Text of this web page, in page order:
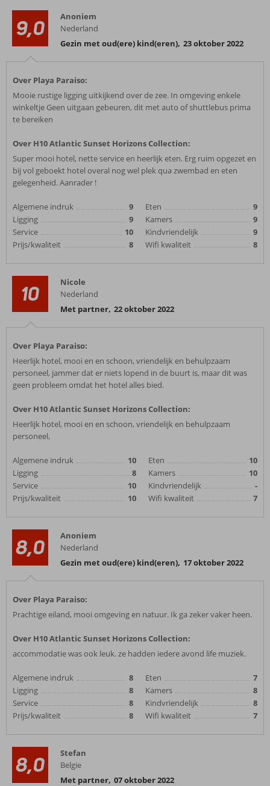
9,0
Anoniem
Nederland
Gezin met oud(ere) kind(eren), 23 oktober 2022
Over Playa Paraiso:
Mooie rustige ligging uitkijkend over de zee. In omgeving enkele
winkeltje Geen uitgaan gebeuren, dit met auto of shuttlebus prima
te bereiken
Over H10 Atlantic Sunset Horizons Collection:
Super mooi hotel, nette service en heerlijk eten. Erg ruim opgezet en
bij vol geboekt hotel overal nog wel plek qua zwembad en eten
gelegenheid. Aanrader !
Algemene indruk
9
Ligging
9
Service
10
Prijs/kwaliteit
8
Eten
9
Kamers
9
Kindvriendelijk
9
Wifi kwaliteit
8
10
Nicole
Nederland
Met partner, 22 oktober 2022
Over Playa Paraiso:
Heerlijk hotel, mooi en en schoon, vriendelijk en behulpzaam
personeel, jammer dat er niets lopend in de buurt is, maar dit was
geen probleem omdat het hotel alles bied.
Over H10 Atlantic Sunset Horizons Collection:
Heerlijk hotel, mooi en en schoon, vriendelijk en behulpzaam
personeel,
Algemene indruk
10
Ligging
8
Service
10
Prijs/kwaliteit
10
Eten
10
Kamers
10
Kindvriendelijk
-
Wifi kwaliteit
7
8,0
Anoniem
Nederland
Gezin met oud(ere) kind(eren), 17 oktober 2022
Over Playa Paraiso:
Prachtige eiland, mooi omgeving en natuur. Ik ga zeker vaker heen.
Over H10 Atlantic Sunset Horizons Collection:
accommodatie was ook leuk. ze hadden iedere avond life muziek.
Algemene indruk
8
Ligging
8
Service
8
Prijs/kwaliteit
8
Eten
7
Kamers
8
Kindvriendelijk
8
Wifi kwaliteit
7
8,0
Stefan
Belgie
Met partner, 07 oktober 2022